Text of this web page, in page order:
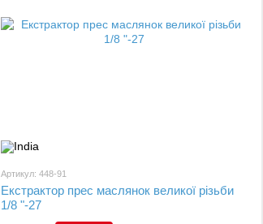
Артикул: 448-91
Екстрактор прес маслянок великої різьби
1/8 "-27